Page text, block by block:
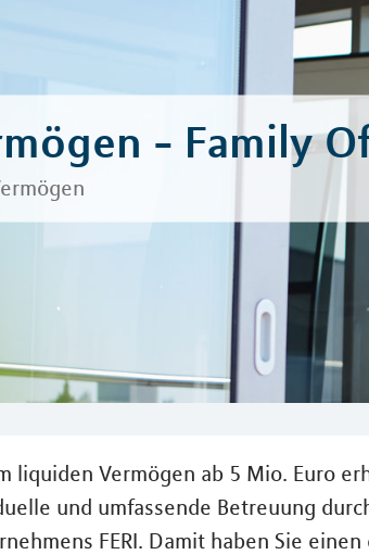
- Family
liquiden Vermögen ab 5 Mio. Euro
und umfassende Betreuung
FERI. Damit haben Sie